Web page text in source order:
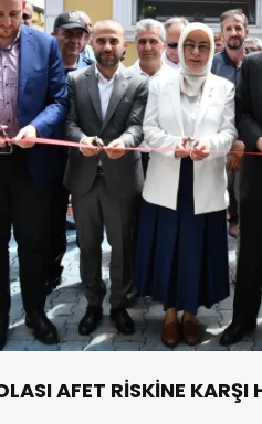
AFET RİSKİNE KARŞI